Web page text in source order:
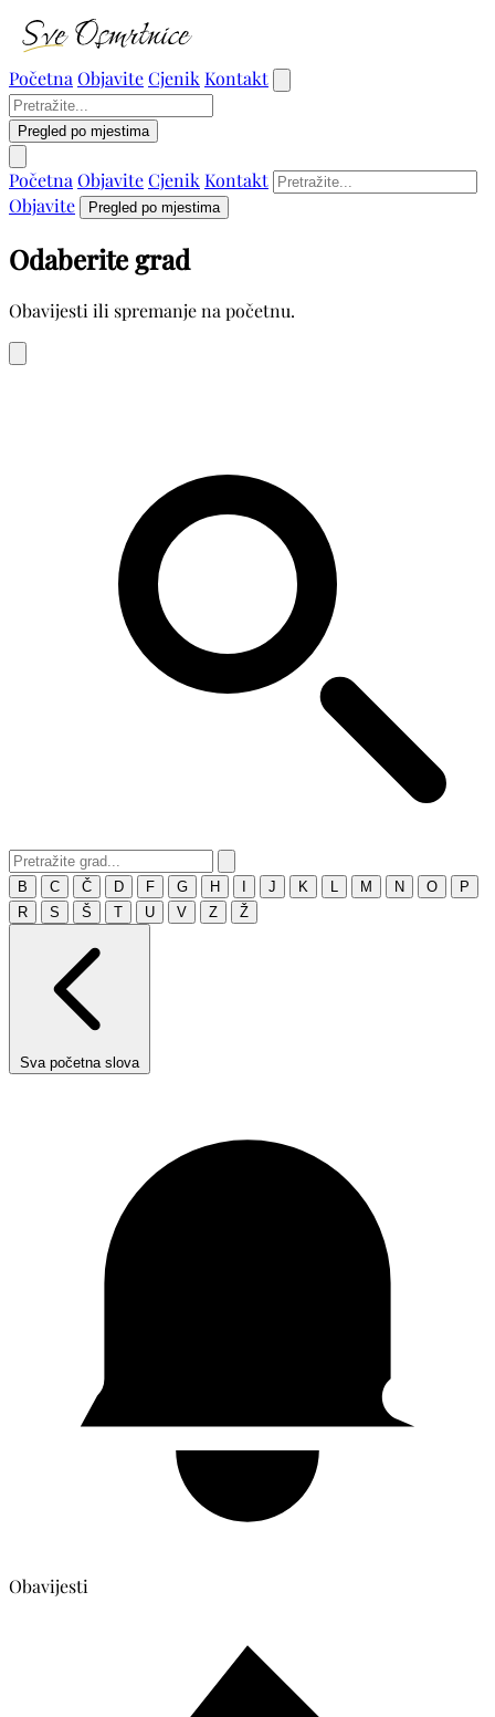
Početna ObjaviteCjenik Kontakt
Pregled po mjestima
Početna ObjaviteCjenik Kontakt
Objavite
Pregled po mjestima
Odaberite grad
Obavijesti ili spremanje na početnu.
B C Č D F G H J K M N O
P
R
S Š T U V Z Ž
Sva početna slova
Obavijesti